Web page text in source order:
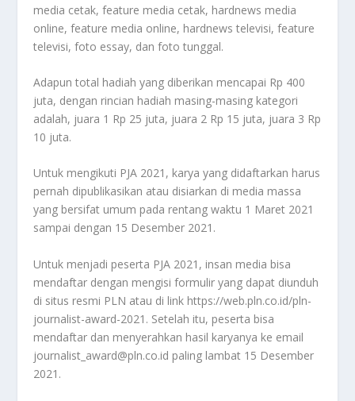
media cetak, feature media cetak, hardnews media
online, feature media online, hardnews televisi, feature
televisi, foto essay, dan foto tunggal.
Adapun total hadiah yang diberikan mencapai Rp 400
juta, dengan rincian hadiah masing-masing kategori
adalah, juara 1 Rp 25 juta, juara 2 Rp 15 juta, juara 3 Rp
10 juta.
Untuk mengikuti PJA 2021, karya yang didaftarkan harus
pernah dipublikasikan atau disiarkan di media massa
yang bersifat umum pada rentang waktu 1 Maret 2021
sampai dengan 15 Desember 2021.
Untuk menjadi peserta PJA 2021, insan media bisa
mendaftar dengan mengisi formulir yang dapat diunduh
di situs resmi PLN atau di link https://web.pln.co.id/pln-
journalist-award-2021. Setelah itu, peserta bisa
mendaftar dan menyerahkan hasil karyanya ke email
journalist_award@pln.co.id paling lambat 15 Desember
2021.